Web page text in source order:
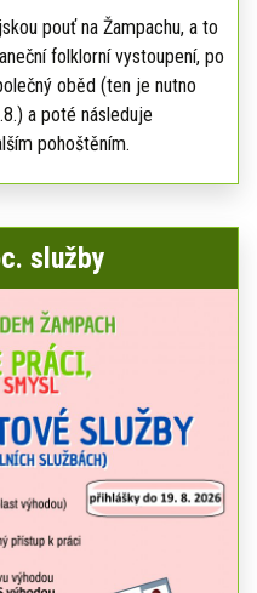
pouť na Žampachu, a to
folklorní vystoupení, po
oběd (ten je nutno
a poté následuje
pohoštěním.
služby